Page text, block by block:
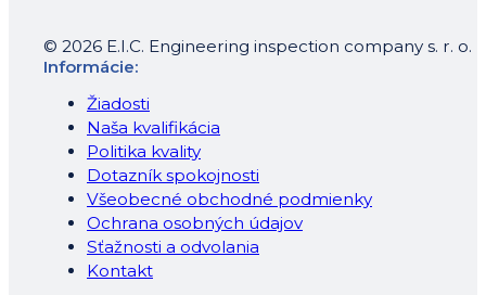
© 2026 E.I.C. Engineering inspection company s. r. o.
Informácie:
Žiadosti
Naša kvalifikácia
Politika kvality
Dotazník spokojnosti
Všeobecné obchodné podmienky
Ochrana osobných údajov
Sťažnosti a odvolania
Kontakt